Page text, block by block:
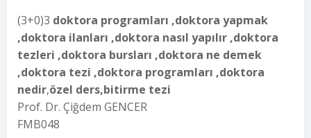
(3+0)3 doktora programları ,doktora yapmak
,doktora ilanları ,doktora nasıl yapılır ,doktora
tezleri ,doktora bursları ,doktora ne demek
,doktora tezi ,doktora programları ,doktora
nedir,özel ders,bitirme tezi
Prof. Dr. Çiğdem GENCER
FMB048